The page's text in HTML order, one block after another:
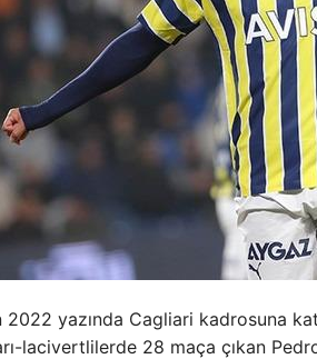
2022 yazında Cagliari kadrosuna
lacivertlilerde 28 maça çıkan